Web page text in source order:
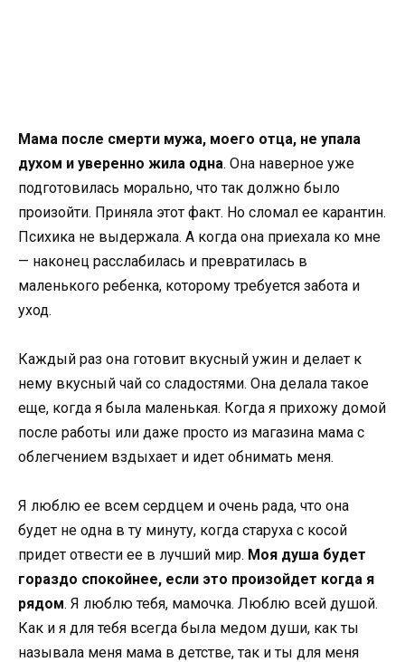
Мама после смерти мужа, моего отца, не упала
духом и уверенно жила одна. Она наверное уже
подготовилась морально, что так должно было
произойти. Приняла этот факт. Но сломал ее карантин.
Психика не выдержала. А когда она приехала ко мне
— наконец расслабилась и превратилась в
маленького ребенка, которому требуется забота и
уход.
Каждый раз она готовит вкусный ужин и делает к
нему вкусный чай со сладостями. Она делала такое
еще, когда я была маленькая. Когда я прихожу домой
после работы или даже просто из магазина мама с
облегчением вздыхает и идет обнимать меня.
Я люблю ее всем сердцем и очень рада, что она
будет не одна в ту минуту, когда старуха с косой
придет отвести ее в лучший мир. Моя душа будет
гораздо спокойнее, если это произойдет когда я
рядом. Я люблю тебя, мамочка. Люблю всей душой.
Как и я для тебя всегда была медом души, как ты
называла меня мама в детстве, так и ты для меня